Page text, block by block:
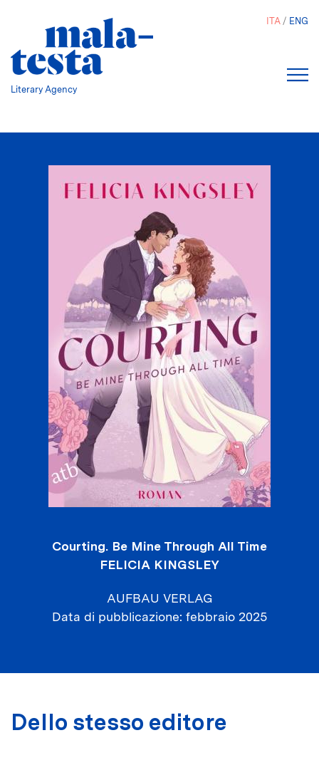
Literary Agency
ITA ENG
Courting. Be Mine Through All Time
FELICIA KINGSLEY
AUFBAU VERLAG
Data di pubblicazione febbraio 2025
Dello stesso editore